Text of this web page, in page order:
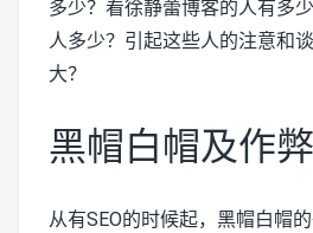
多少？看徐静蕾博客的人有多
人多少？引起这些人的注意和
大？
黑帽白帽及作弊
从有SEO的时候起，黑帽白帽